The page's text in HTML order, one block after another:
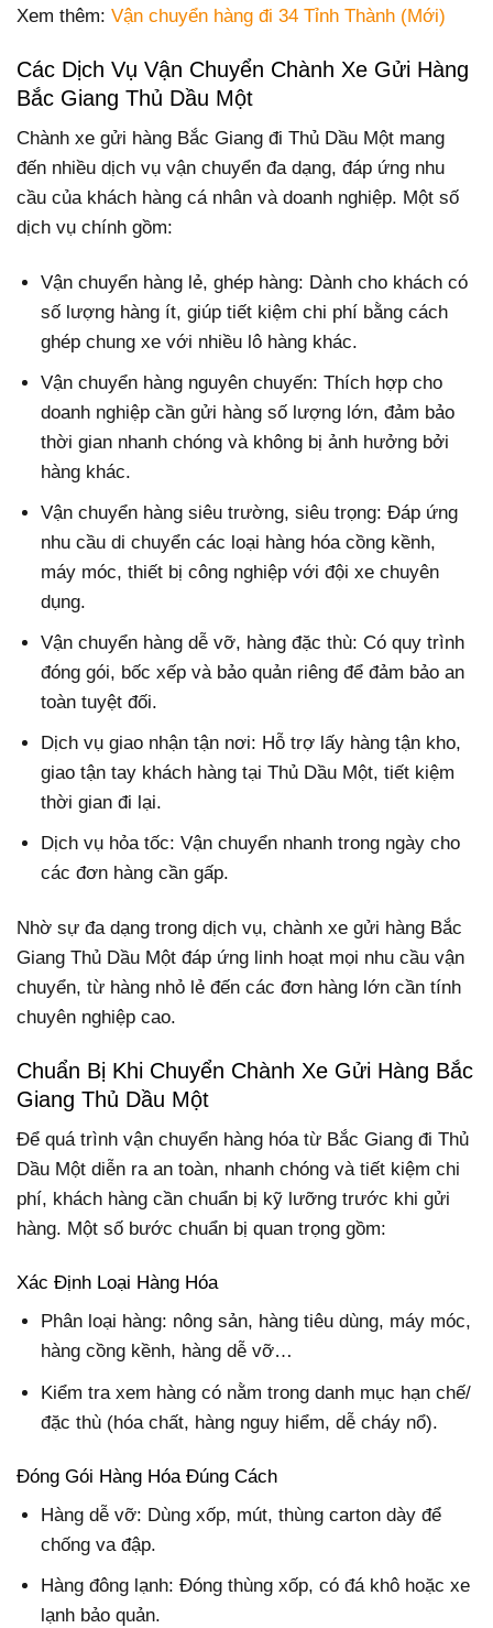
Xem thêm: Vận chuyển hàng đi 34 Tỉnh Thành (Mới)
Các Dịch Vụ Vận Chuyển Chành Xe Gửi Hàng
Bắc Giang Thủ Dầu Một
Chành xe gửi hàng Bắc Giang đi Thủ Dầu Một mang
đến nhiều dịch vụ vận chuyển đa dạng, đáp ứng nhu
cầu của khách hàng cá nhân và doanh nghiệp. Một số
dịch vụ chính gồm:
Vận chuyển hàng lẻ, ghép hàng: Dành cho khách có
số lượng hàng ít, giúp tiết kiệm chi phí bằng cách
ghép chung xe với nhiều lô hàng khác.
Vận chuyển hàng nguyên chuyến: Thích hợp cho
doanh nghiệp cần gửi hàng số lượng lớn, đảm bảo
thời gian nhanh chóng và không bị ảnh hưởng bởi
hàng khác.
Vận chuyển hàng siêu trường, siêu trọng: Đáp ứng
nhu cầu di chuyển các loại hàng hóa cồng kềnh,
máy móc, thiết bị công nghiệp với đội xe chuyên
dụng.
Vận chuyển hàng dễ vỡ, hàng đặc thù: Có quy trình
đóng gói, bốc xếp và bảo quản riêng để đảm bảo an
toàn tuyệt đối.
Dịch vụ giao nhận tận nơi: Hỗ trợ lấy hàng tận kho,
giao tận tay khách hàng tại Thủ Dầu Một, tiết kiệm
thời gian đi lại.
Dịch vụ hỏa tốc: Vận chuyển nhanh trong ngày cho
các đơn hàng cần gấp.
Nhờ sự đa dạng trong dịch vụ, chành xe gửi hàng Bắc
Giang Thủ Dầu Một đáp ứng linh hoạt mọi nhu cầu vận
chuyển, từ hàng nhỏ lẻ đến các đơn hàng lớn cần tính
chuyên nghiệp cao.
Chuẩn Bị Khi Chuyển Chành Xe Gửi Hàng Bắc
Giang Thủ Dầu Một
Để quá trình vận chuyển hàng hóa từ Bắc Giang đi Thủ
Dầu Một diễn ra an toàn, nhanh chóng và tiết kiệm chi
phí, khách hàng cần chuẩn bị kỹ lưỡng trước khi gửi
hàng. Một số bước chuẩn bị quan trọng gồm:
Xác Định Loại Hàng Hóa
Phân loại hàng: nông sản, hàng tiêu dùng, máy móc,
hàng cồng kềnh, hàng dễ vỡ…
Kiểm tra xem hàng có nằm trong danh mục hạn chế/
đặc thù (hóa chất, hàng nguy hiểm, dễ cháy nổ).
Đóng Gói Hàng Hóa Đúng Cách
Hàng dễ vỡ: Dùng xốp, mút, thùng carton dày để
chống va đập.
Hàng đông lạnh: Đóng thùng xốp, có đá khô hoặc xe
lạnh bảo quản.